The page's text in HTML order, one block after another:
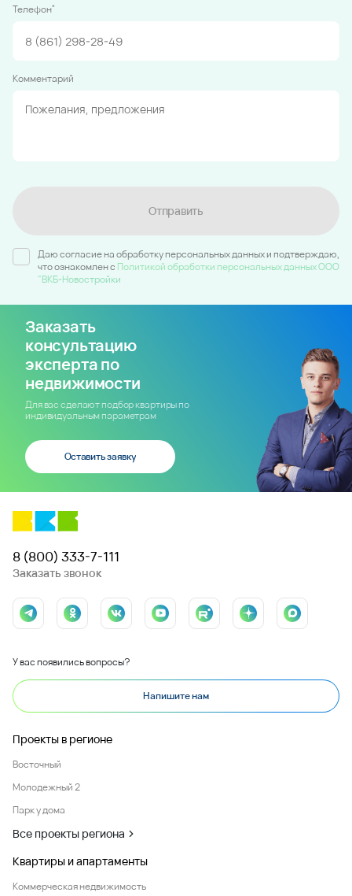
Телефон*
Комментарий
Отправить
Даю согласие на обработку персональных данных и подтверждаю,
что ознакомлен c Политикой обработки персональных данных ООО
"ВКБ-Новостройки
Заказать
консультацию
эксперта по
недвижимости
Для вас сделают подбор квартиры по
индивидуальным параметрам
Оставить заявку
8 (800) 333-7-111
Заказать звонок
У вас появились вопросы?
Напишите нам
Проекты в регионе
Восточный
Молодежный 2
Парк у дома
Все проекты региона
Квартиры и апартаменты
Коммерческая недвижимость